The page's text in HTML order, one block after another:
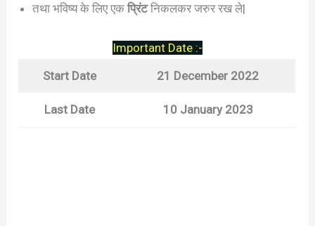
तथा भविष्य के लिए एकप्रिंटनिकलकर जरुर रख ले|
Important Date :-
Start Date
21 December 2022
Last Date 10 January 2023